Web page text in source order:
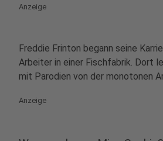
Anzeige
Freddie Frinton begann seine
Arbeiter in einer Fischfabrik. Dort
mit Parodien von der monotonen
Anzeige